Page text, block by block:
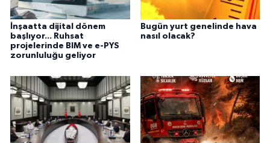
İnşaatta dijital dönem
başlıyor... Ruhsat
projelerinde BIM ve e-PYS
zorunluluğu geliyor
Bugün yurt genelinde hava
nasıl olacak?